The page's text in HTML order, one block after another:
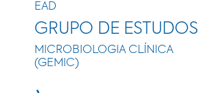
EAD
GRUPO DE ESTUDOS
MICROBIOLOGIA CLÍNICA
(GEMIC)